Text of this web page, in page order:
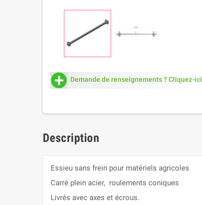
Demande de renseignements ? Cliquez-ici
Description
Essieu sans frein pour matériels agricoles
Carré plein acier, roulements coniques
Livrés avec axes et écrous.